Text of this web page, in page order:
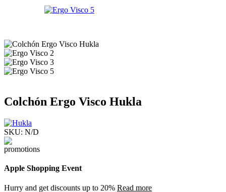
Colchón Ergo Visco Hukla
SKU: N/D
Apple Shopping Event
Hurry and get discounts up to 20% Read more